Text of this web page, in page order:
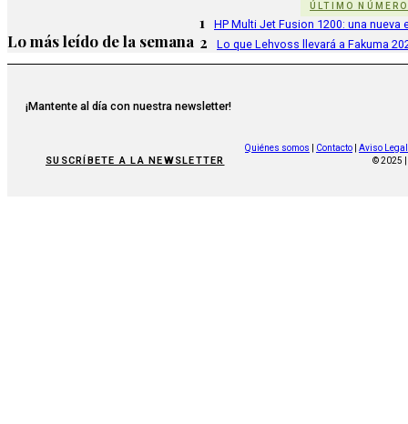
ÚLTIMO NÚMERO
Lo más leído de la semana
1 HP Multi Jet Fusion 1200: una
2 Lo que Lehvoss llevará a Fakuma
¡Mantente al día con nuestra newsletter!
SUSCRÍBETE A LA NEWSLETTER
Quiénes somos Contacto
Aviso Legal
© 2025